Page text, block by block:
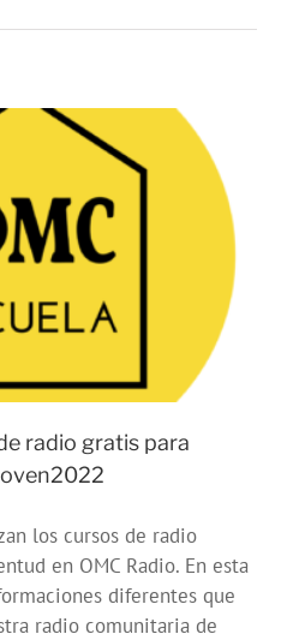
de
#VeranoJoven2022
radio gratis para
los cursos de radio
en OMC Radio. En esta
diferentes que
radio comunitaria de